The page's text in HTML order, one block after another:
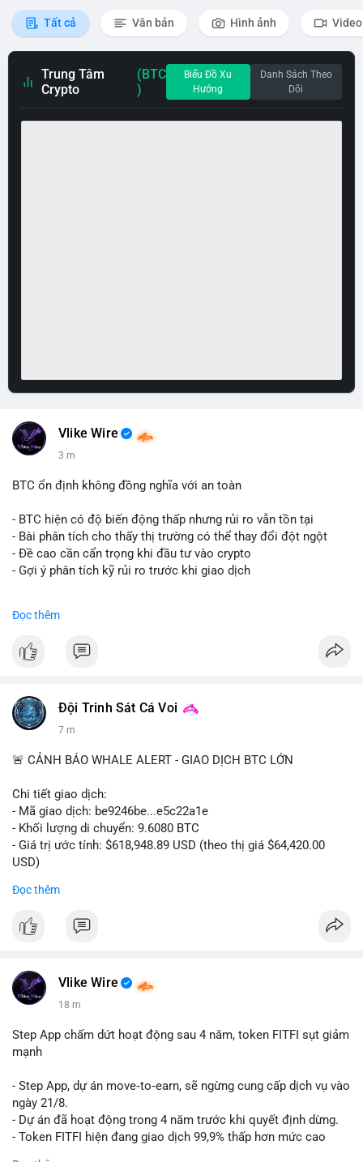
Tất cả Văn bản Hình ảnh Video
Trung Tâm
Crypto
(BTC
)
Biểu Đồ Xu
Hướng
Danh Sách Theo
Dõi
Vlike Wire
3 m
BTC ổn định không đồng nghĩa với an toàn
- BTC hiện có độ biến động thấp nhưng rủi ro vẫn tồn tại
- Bài phân tích cho thấy thị trường có thể thay đổi đột ngột
- Đề cao cần cẩn trọng khi đầu tư vào crypto
- Gợi ý phân tích kỹ rủi ro trước khi giao dịch
📰 Nguồn: CoinDesk
Đọc thêm
Đội Trinh Sát Cá Voi
7 m
🚨 CẢNH BÁO WHALE ALERT - GIAO DỊCH BTC LỚN
Chi tiết giao dịch:
- Mã giao dịch: be9246be...e5c22a1e
- Khối lượng di chuyển: 9.6080 BTC
- Giá trị ước tính: $618,948.89 USD (theo thị giá $64,420.00
USD)
Khối lượng 9.608 BTC, tương đương gần 619 nghìn USD, chưa
biến động có thể là bước khởi đầu cho chiến dịch gom hàng
hoặc tái phân bổ danh mục. Nếu giao dịch được xác nhận
giảm nguồn cung lưu thông. Ngược lại, nếu dòng tiền đổ về ví
sàn nóng, thị trường có thể đối mặt với áp lực chốt lời ngắn
Lời khuyên cho nhà đầu tư nhỏ lẻ: Theo dõi xác nhận của giao
dịch này. Nếu BTC tiếp tục bị rút khỏi sàn với tần suất tăng, đó
là tín hiệu tích cực cho xu hướng tăng giá. Hạn chế hành động
Đọc thêm
Vlike Wire
18 m
Step App chấm dứt hoạt động sau 4 năm, token FITFI sụt giảm
mạnh
- Step App, dự án move‑to‑earn, sẽ ngừng cung cấp dịch vụ vào
ngày 21/8.
- Dự án đã hoạt động trong 4 năm trước khi quyết định dừng.
- Token FITFI hiện đang giao dịch 99,9% thấp hơn mức cao